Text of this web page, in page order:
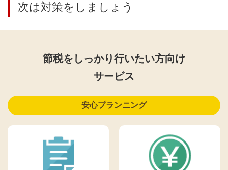
次は対策をしましょう
節税をしっかり行いたい方向け
サービス
安心プランニング